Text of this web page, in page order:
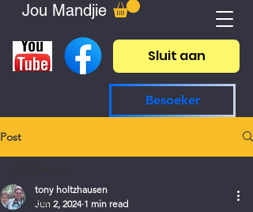
Jou Mandjie
Sluit aan
Besoeker
Post
All Posts
tony holtzhausen
Jun 2, 2024 1 min read